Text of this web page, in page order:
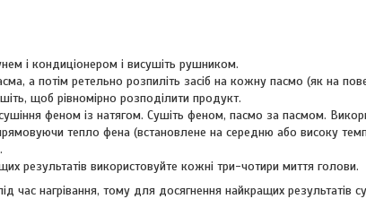
і кондиціонером і висушіть рушником.
а потім ретельно розпиліть засіб на кожну пасмо (як на
щоб рівномірно розподілити продукт.
феном із натягом. Сушіть феном, пасмо за пасмом.
тепло фена (встановлене на середню або високу
результатів використовуйте кожні три-чотири миття голови.
час нагрівання, тому для досягнення найкращих